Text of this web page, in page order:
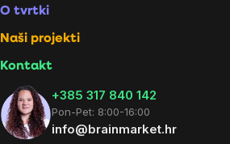
O tvrtki
Naši projekti
Kontakt
+385 317 840 142
Pon-Pet: 8:00-16:00
info@brainmarket.hr